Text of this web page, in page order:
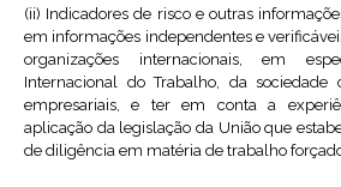
(ii) Indicadores de risco e outras
em informações independentes e
organizações internacionais, em
Internacional do Trabalho, da sociedade
empresariais, e ter em conta a
aplicação da legislação da União que
de diligência em matéria de trabalho